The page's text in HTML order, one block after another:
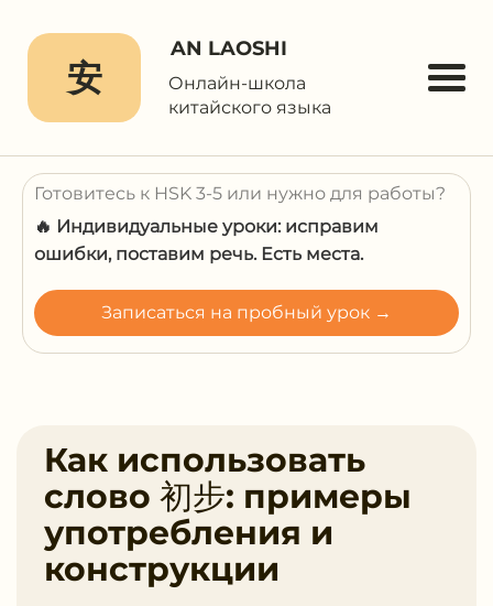
安
AN LAOSHI
Онлайн-школа
китайского языка
Готовитесь к HSK 3-5 или нужно для работы?
🔥 Индивидуальные уроки: исправим
ошибки, поставим речь. Есть места.
Записаться на пробный урок →
Как использовать
слово 初步: примеры
употребления и
конструкции